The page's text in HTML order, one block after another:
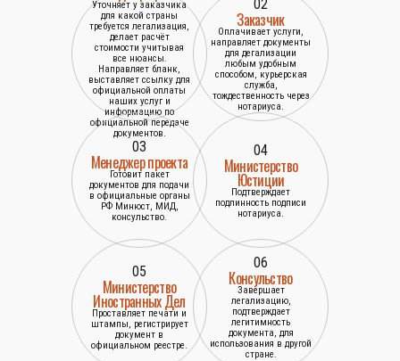
Уточняет у заказчика
для какой страны
требуется легализация,
делает расчёт
стоимости учитывая
все нюансы.
Направляет бланк,
выставляет ссылку для
официальной оплаты
наших услуг и
информацию по
официальной передаче
документов.
02
Заказчик
Оплачивает услуги,
направляет документы
для дегализации
любым удобным
способом, курьерская
служба,
тождественность через
нотариуса.
03
Менеджер проекта
Готовит пакет
документов для подачи
в официальные органы
РФ Минюст, МИД,
консульство.
04
Министерство
Юстиции
Подтверждает
подлинность подписи
нотариуса.
05
Министерство
Иностранных Дел
Проставляет печати и
штампы, регистрирует
документ в
официальном реестре.
06
Консульство
Завершает
легализацию,
подтверждает
легитимность
документа, для
использования в другой
стране.